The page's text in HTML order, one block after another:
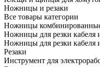
Ножницы и резаки
Все товары категории
Ножницы
Ножницы для резки кабеля
Ножницы для резки кабеля
Резаки
Инструмент для